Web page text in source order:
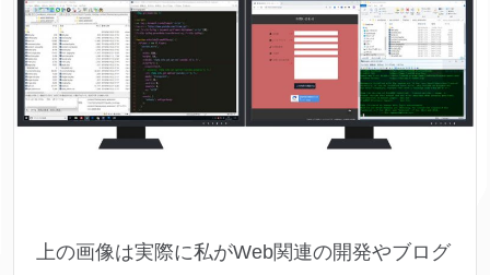
上の画像は実際に私がWeb関連の開発やブログ